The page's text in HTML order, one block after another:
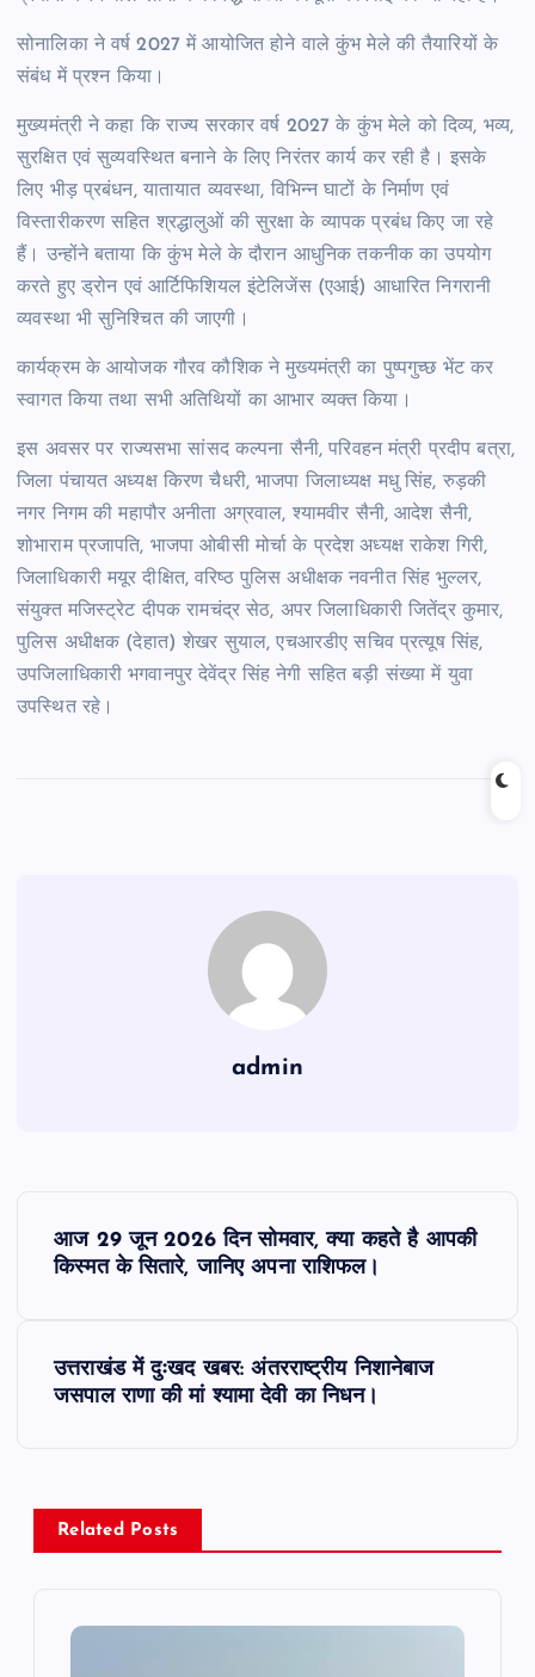
सोनालिका ने वर्ष 2027 में आयोजित होने वाले कुंभ मेले की तैयारियों के
संबंध में प्रश्न किया।
मुख्यमंत्री ने कहा कि राज्य सरकार वर्ष 2027 के कुंभ मेले को दिव्य, भव्य,
सुरक्षित एवं सुव्यवस्थित बनाने के लिए निरंतर कार्य कर रही है। इसके
लिए भीड़ प्रबंधन, यातायात व्यवस्था, विभिन्न घाटों के निर्माण एवं
विस्तारीकरण सहित श्रद्धालुओं की सुरक्षा के व्यापक प्रबंध किए जा रहे
हैं। उन्होंने बताया कि कुंभ मेले के दौरान आधुनिक तकनीक का उपयोग
करते हुए ड्रोन एवं आर्टिफिशियल इंटेलिजेंस (एआई) आधारित निगरानी
व्यवस्था भी सुनिश्चित की जाएगी।
कार्यक्रम के आयोजक गौरव कौशिक ने मुख्यमंत्री का पुष्पगुच्छ भेंट कर
स्वागत किया तथा सभी अतिथियों का आभार व्यक्त किया।
इस अवसर पर राज्यसभा सांसद कल्पना सैनी, परिवहन मंत्री प्रदीप बत्रा,
जिला पंचायत अध्यक्ष किरण चैधरी, भाजपा जिलाध्यक्ष मधु सिंह, रुड़की
नगर निगम की महापौर अनीता अग्रवाल, श्यामवीर सैनी, आदेश सैनी,
शोभाराम प्रजापति, भाजपा ओबीसी मोर्चा के प्रदेश अध्यक्ष राकेश गिरी,
जिलाधिकारी मयूर दीक्षित, वरिष्ठ पुलिस अधीक्षक नवनीत सिंह भुल्लर,
संयुक्त मजिस्ट्रेट दीपक रामचंद्र सेठ, अपर जिलाधिकारी जितेंद्र कुमार,
पुलिस अधीक्षक (देहात) शेखर सुयाल, एचआरडीए सचिव प्रत्यूष सिंह,
उपजिलाधिकारी भगवानपुर देवेंद्र सिंह नेगी सहित बड़ी संख्या में युवा
उपस्थित रहे।
admin
a
v
आज 29 जून 2026 दिन सोमवार, क्या कहते है आपकी
किस्मत के सितारे, जानिए अपना राशिफल।
उत्तराखंड में दुःखद खबर: अंतरराष्ट्रीय निशानेबाज
जसपाल राणा की मां श्यामा देवी का निधन।
Related Posts